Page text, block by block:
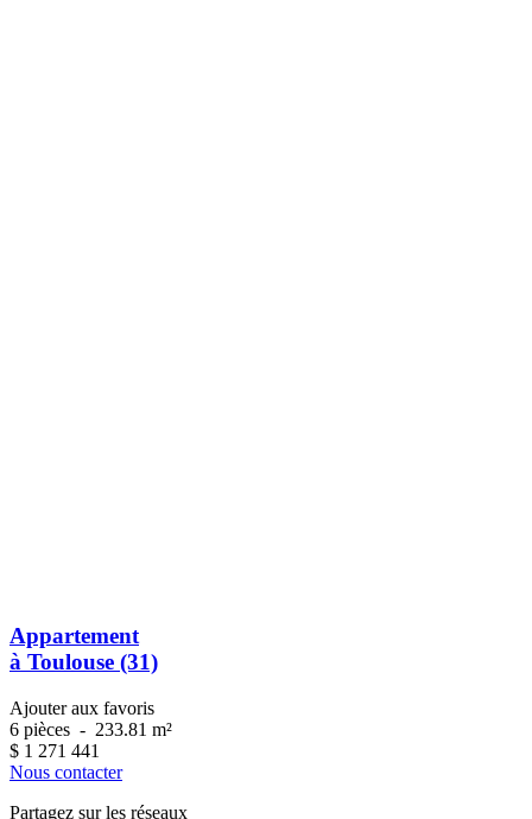
Appartement
à Toulouse (31)
Ajouter aux favoris
6 pièces - 233.81 m²
$ 1 271 441
Nous contacter
Partagez sur les réseaux